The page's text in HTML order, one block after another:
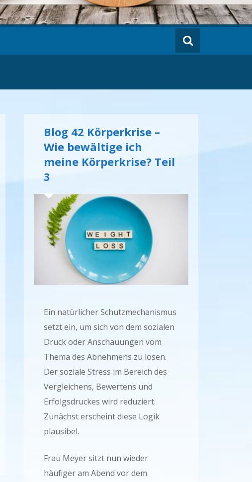
Blog 42 Körperkrise –
Wie bewältige ich
meine Körperkrise? Teil
3
Ein natürlicher Schutzmechanismus
setzt ein, um sich von dem sozialen
Druck oder Anschauungen vom
Thema des Abnehmens zu lösen.
Der soziale Stress im Bereich des
Vergleichens, Bewertens und
Erfolgsdruckes wird reduziert.
Zunächst erscheint diese Logik
plausibel.
Frau Meyer sitzt nun wieder
häufiger am Abend vor dem